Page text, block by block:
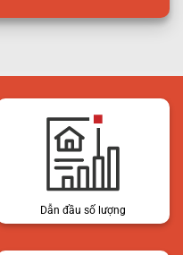
Dẫn đầu số lượng